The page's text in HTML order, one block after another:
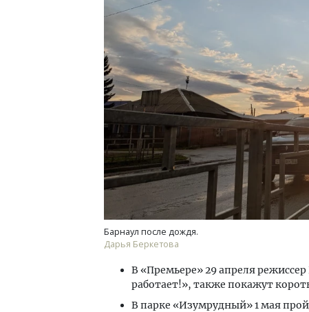
Барнаул после дождя.
Дарья Беркетова
В «Премьере» 29 апреля
работает!», также покажут
В парке «Изумрудный» 1 мая